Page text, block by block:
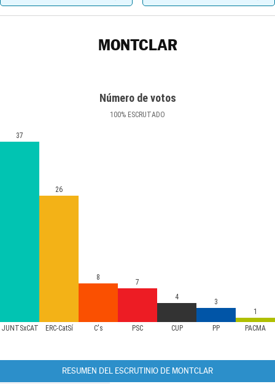
MONTCLAR
Número de votos
100% ESCRUTADO
JUNTSxCAT ERC-CatSí C's PSC CUP PP PACMA
37
26
8
7
4
3
1
RESUMEN DEL ESCRUTINIO DE MONTCLAR